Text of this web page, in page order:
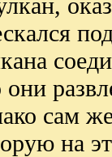
они
сам
на